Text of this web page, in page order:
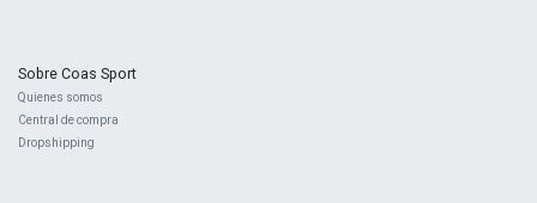
Sobre Coas Sport
Quienes ​somos
Central de compra
Dropshipping